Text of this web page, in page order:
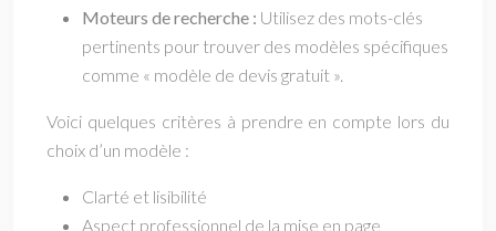
Moteurs de recherche : Utilisez des mots-clés
pertinents pour trouver des modèles spécifiques
comme « modèle de devis gratuit ».
Voici quelques critères à prendre en compte lors du
choix d’un modèle :
Clarté et lisibilité
Aspect professionnel de la mise en page